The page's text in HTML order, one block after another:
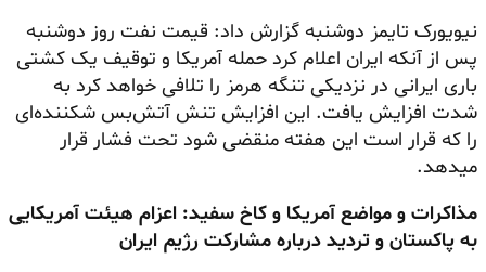
نیویورک تایمز دوشنبه گزارش داد: قیمت نفت روز دوشنبه
پس از آنکه ایران اعلام کرد حمله آمریکا و توقیف یک کشتی
باری ایرانی در نزدیکی تنگه هرمز را تلافی خواهد کرد به
شدت افزایش یافت. این افزایش تنش آتش‌بس شکننده‌ای
را که قرار است این هفته منقضی شود تحت فشار قرار
میدهد.
مذاکرات و مواضع آمریکا و کاخ سفید: اعزام هیئت آمریکایی
به پاکستان و تردید درباره مشارکت رژیم ایران